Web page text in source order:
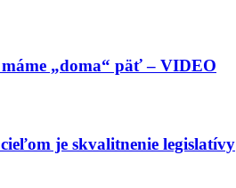
„doma“ päť – VIDEO
je skvalitnenie legislatívy